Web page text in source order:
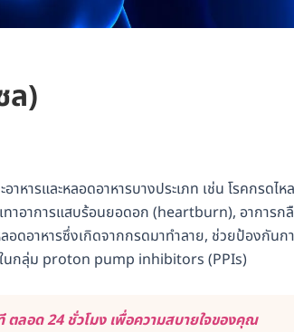
ล)
าหารและหลอดอาหารบางประเภท เช่น โรคกรดไหล
ทาอาการแสบร้อนยอดอก (heartburn), อาการก
ลอดอาหารซึ่งเกิดจากกรดมาทำลาย, ช่วยป้องกันก
ในกลุ่ม proton pump inhibitors (PPIs)
ลอด 24 ชั่วโมง เพื่อความสบายใจของคุณ